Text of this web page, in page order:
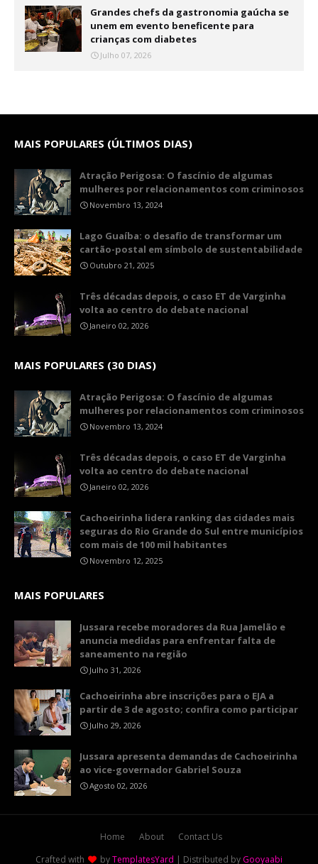
Grandes chefs da gastronomia gaúcha se
unem em evento beneficente para
crianças com diabetes
Julho 07, 2026
MAIS POPULARES (ÚLTIMOS DIAS)
Atração Perigosa: O fascínio de algumas
mulheres por relacionamentos com criminosos
Novembro 13, 2024
Lago Guaíba: o desafio de transformar um
cartão-postal em símbolo de sustentabilidade
Outubro 21, 2025
Três décadas depois, o caso ET de Varginha
volta ao centro do debate nacional
Janeiro 02, 2026
MAIS POPULARES (30 DIAS)
Atração Perigosa: O fascínio de algumas
mulheres por relacionamentos com criminosos
Novembro 13, 2024
Três décadas depois, o caso ET de Varginha
volta ao centro do debate nacional
Janeiro 02, 2026
Cachoeirinha lidera ranking das cidades mais
seguras do Rio Grande do Sul entre municípios
com mais de 100 mil habitantes
Novembro 12, 2025
MAIS POPULARES
Jussara recebe moradores da Rua Jamelão e
anuncia medidas para enfrentar falta de
saneamento na região
Julho 31, 2026
Cachoeirinha abre inscrições para o EJA a
partir de 3 de agosto; confira como participar
Julho 29, 2026
Jussara apresenta demandas de Cachoeirinha
ao vice-governador Gabriel Souza
Agosto 02, 2026
Home About
Contact Us
Crafted with
byTemplatesYard | Distributed by Gooyaabi